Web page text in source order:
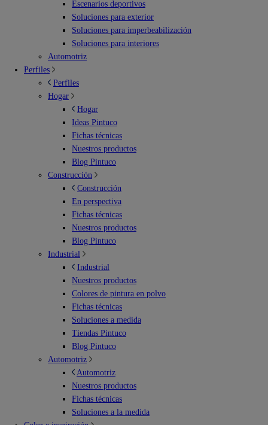
Escenarios deportivos
Soluciones para exterior
Soluciones para imperbeabilización
Soluciones para interiores
Automotriz
Perfiles
Perfiles
Hogar
Hogar
Ideas Pintuco
Fichas técnicas
Nuestros productos
Blog Pintuco
Construcción
Construcción
En perspectiva
Fichas técnicas
Nuestros productos
Blog Pintuco
Industrial
Industrial
Nuestros productos
Colores de pintura en polvo
Fichas técnicas
Soluciones a medida
Tiendas Pintuco
Blog Pintuco
Automotriz
Automotriz
Nuestros productos
Fichas técnicas
Soluciones a la medida